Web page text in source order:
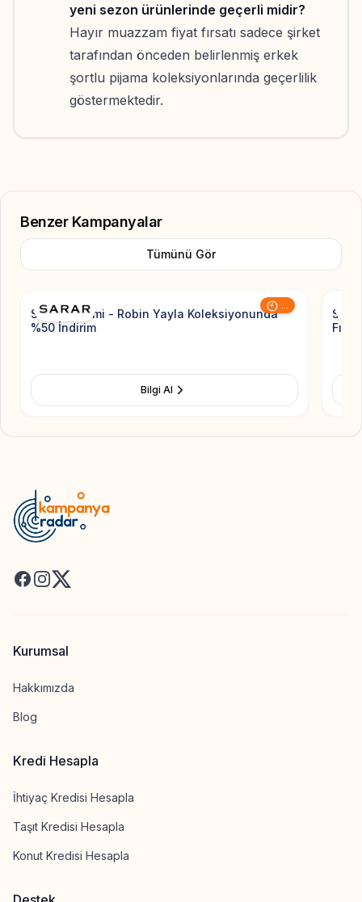
yeni sezon ürünlerinde geçerli midir?
Hayır muazzam fiyat fırsatı sadece şirket
tarafından önceden belirlenmiş erkek
şortlu pijama koleksiyonlarında geçerlilik
göstermektedir.
Benzer Kampanyalar
Tümünü Gör
Add to
Sarar İndirimi - Robin Yayla Koleksiyonunda
%50 İndirim
Bilgi Al
Facebook
Instagram
X
Kurumsal
Hakkımızda
Blog
Kredi Hesapla
İhtiyaç Kredisi Hesapla
Taşıt Kredisi Hesapla
Konut Kredisi Hesapla